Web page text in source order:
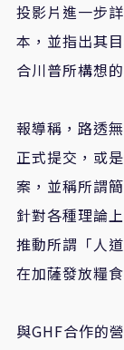
投影片進一步
本，並指出其
合川普所構想
報導稱，路透
正式提交，或
案，並稱所謂
針對各種理論
推動所謂「人
在加薩發放糧食
與GHF合作的